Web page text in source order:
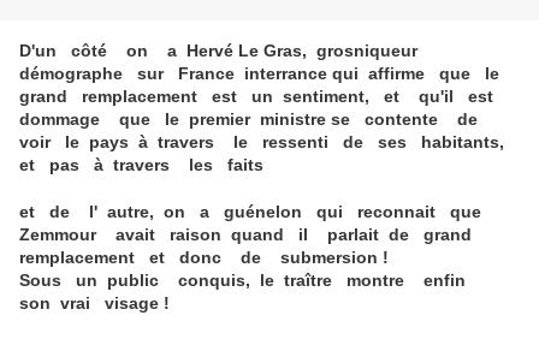
D'un côté on a Hervé Le Gras, grosniqueur
démographe sur France interrance qui affirme que le
grand remplacement est un sentiment, et qu'il est
dommage que le premier ministre se contente de
voir le pays à travers le ressenti de ses habitants,
et pas à travers les faits
et de l' autre, on a guénelon qui reconnait que
Zemmour avait raison quand il parlait de grand
remplacement et donc de submersion !
Sous un public conquis, le traître montre enfin
son vrai visage !